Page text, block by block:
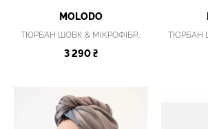
MOLODO
ТЮРБАН ШОВК & МІКРОФІБРА BLUESOFT
3 290 ₴